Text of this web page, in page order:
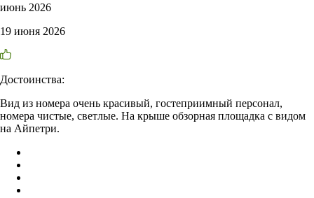
июнь 2026
19 июня 2026
Достоинства:
Вид из номера очень красивый, гостеприимный персонал,
номера чистые, светлые. На крыше обзорная площадка с видом
на Айпетри.